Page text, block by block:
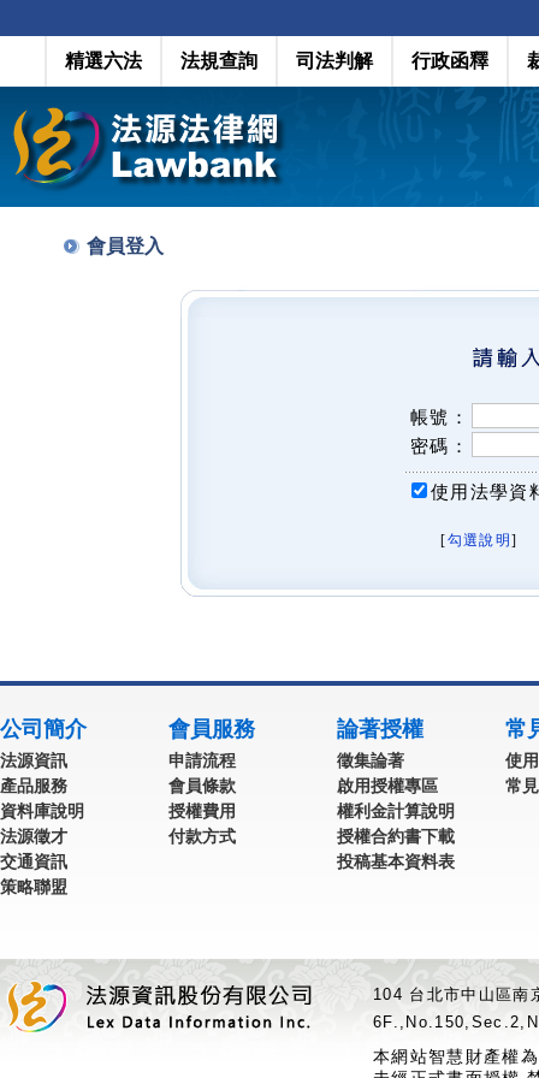
精選六法 法規查詢 司法判解 行政函釋
會員登入
帳號：
密碼：
使用法學資
[勾選說明 ]
公司簡介
法源資訊
產品服務
資料庫說明
法源徵才
交通資訊
策略聯盟
會員服務
申請流程
會員條款
授權費用
付款方式
論著授權
徵集論著
啟用授權專區
權利金計算說明
授權合約書下載
投稿基本資料表
常
使
常
104 台北市中山區
本網站智慧財產權